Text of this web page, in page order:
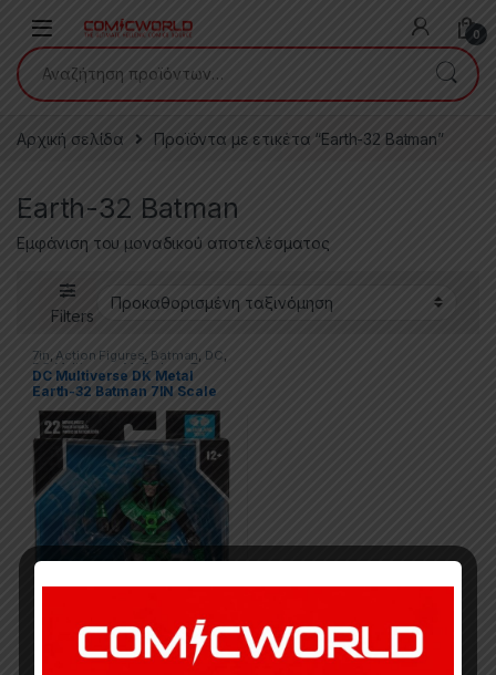
0
Αναζήτηση για:
Αρχική σελίδα Προϊόντα με ετικέτα “Earth-32 Batman”
Earth-32 Batman
Εμφάνιση του μοναδικού αποτελέσματος
Filters
7in,Action Figures, Batman, DC ,
DC Multiverse McFarlane Toys
DC Multiverse DK Metal
Earth-32 Batman 7IN Scale
Action Figure